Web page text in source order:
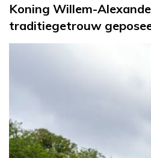
Koning Willem-
traditiegetrouw